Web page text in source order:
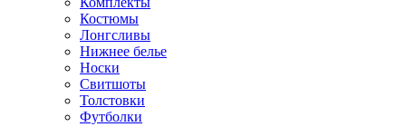
Костюмы
Лонгсливы
Нижнее белье
Носки
Свитшоты
Толстовки
Футболки